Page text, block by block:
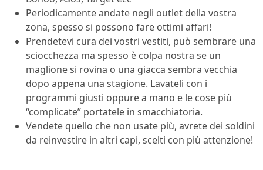
Periodicamenteandate negli outlet della vostra
zona, spesso si possono fare ottimi affari!
Prendetevi cura dei vostri vestiti, può sembrare una
sciocchezza ma spesso è colpa nostra se un
maglione si rovina o una giacca sembra vecchia
dopo appena una stagione. Lavateli con i
programmi giusti oppure a mano e le cose più
“complicate” portatele in smacchiatoria.
Vendete quello che non usate più, avrete dei soldini
da reinvestire in altri capi, scelti con più attenzione!